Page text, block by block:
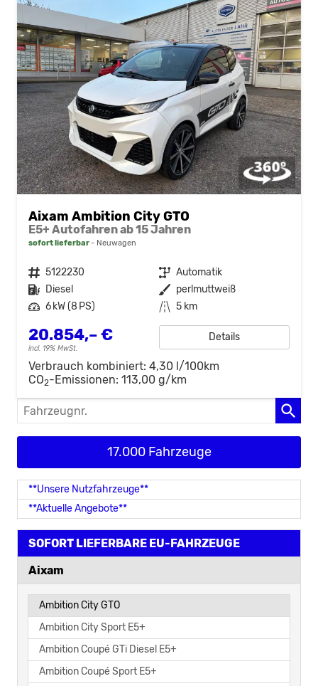
Aixam Ambition City GTO
E5+ Autofahren ab 15 Jahren
sofort lieferbar Neuwagen
Fahrzeugnr. 5122230 Getriebe Automatik
Kraftstoff Diesel Außenfarbe perlmuttweiß
Leistung 6 kW (8 PS) Kilometerstand 5 km
20.854,– €
incl. 19% MwSt.
Details
Verbrauch kombiniert: 4,30 l/100km
CO2-Emissionen: 113,00 g/km
Fahrzeugnr.
17.000 Fahrzeuge
**Unsere Nutzfahrzeuge**
**Aktuelle Angebote**
SOFORT LIEFERBARE EU-FAHRZEUGE
Aixam
Ambition City GTO
Ambition City Sport E5+
Ambition Coupé GTi Diesel E5+
Ambition Coupé Sport E5+